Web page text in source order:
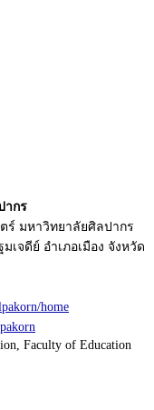
ากร
ร์ มหาวิทยาลัยศิลปากร
จดีย์ อำเภอเมือง จังหวัด
home
Faculty of Education